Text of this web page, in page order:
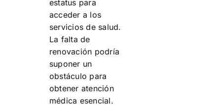
estatus para
acceder a los
servicios de salud.
La falta de
renovación podría
suponer un
obstáculo para
obtener atención
médica esencial.